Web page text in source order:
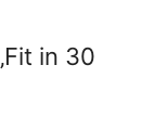
in 30